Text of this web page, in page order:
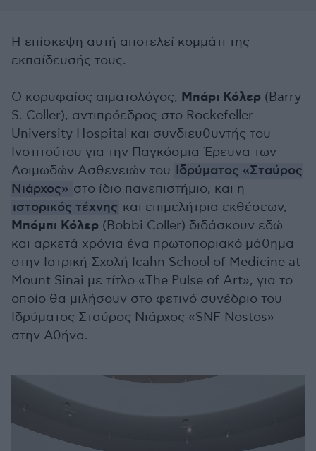
Η επίσκεψη αυτή αποτελεί κομμάτι της
εκπαίδευσής τους.
Ο κορυφαίος αιματολόγος, Μπάρι Κόλερ (Barry
S. Coller), αντιπρόεδρος στο Rockefeller
University Hospital και συνδιευθυντής του
Ινστιτούτου για την Παγκόσμια Έρευνα των
Λοιμωδών Ασθενειών του Ιδρύματος «Σταύρος
Νιάρχος» στο ίδιο πανεπιστήμιο, και η
ιστορικός τέχνης και επιμελήτρια εκθέσεων,
Μπόμπι Κόλερ (Bobbi Coller) διδάσκουν εδώ
και αρκετά χρόνια ένα πρωτοποριακό μάθημα
στην Ιατρική Σχολή Icahn School of Medicine at
Mount Sinai με τίτλο «The Pulse of Art», για το
οποίο θα μιλήσουν στο φετινό συνέδριο του
Ιδρύματος Σταύρος Νιάρχος «SNF Nostos»
στην Αθήνα.